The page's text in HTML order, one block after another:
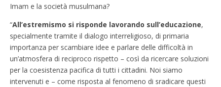
Imam e la società musulmana?
“All’estremismo si risponde lavorando sull’educazione,
specialmente tramite il dialogo interreligioso, di primaria
importanza per scambiare idee e parlare delle difficoltà in
un’atmosfera di reciproco rispetto – così da ricercare soluzioni
per la coesistenza pacifica di tutti i cittadini. Noi siamo
intervenuti e – come risposta al fenomeno di sradicare questi